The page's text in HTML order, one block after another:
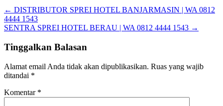
← DISTRIBUTOR SPREI HOTEL BANJARMASIN | WA 0812
4444 1543
SENTRA SPREI HOTEL BERAU | WA 0812 4444 1543 →
Tinggalkan Balasan
Alamat email Anda tidak akan dipublikasikan. Ruas yang wajib
ditandai *
Komentar *